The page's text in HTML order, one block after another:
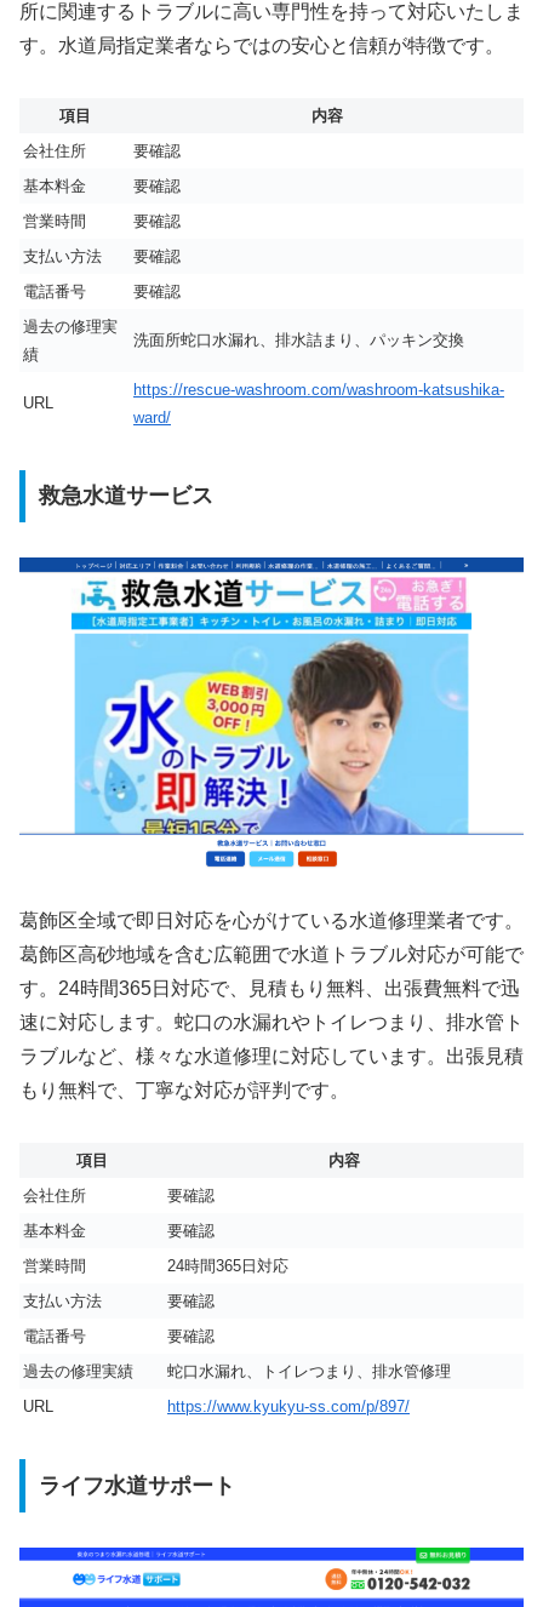
所に関連するトラブルに高い専門性を持って対応いたしま
す。水道局指定業者ならではの安心と信頼が特徴です。
項目
内容
会社住所
要確認
基本料金
要確認
営業時間
要確認
支払い方法
要確認
電話番号
要確認
過去の修理実
績
洗面所蛇口水漏れ、排水詰まり、パッキン交換
URL
https://rescue-washroom.com/washroom-katsushika-
ward/
救急水道サービス
葛飾区全域で即日対応を心がけている水道修理業者です。
葛飾区高砂地域を含む広範囲で水道トラブル対応が可能で
す。24時間365日対応で、見積もり無料、出張費無料で迅
速に対応します。蛇口の水漏れやトイレつまり、排水管ト
ラブルなど、様々な水道修理に対応しています。出張見積
もり無料で、丁寧な対応が評判です。
項目
内容
会社住所
要確認
基本料金
要確認
営業時間
24時間365日対応
支払い方法
要確認
電話番号
要確認
過去の修理実績
蛇口水漏れ、トイレつまり、排水管修理
URL
https://www.kyukyu-ss.com/p/897/
ライフ水道サポート